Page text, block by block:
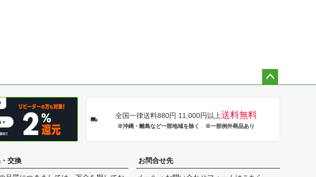
全国一律送料880円 11,000円以上送料無料
※沖縄・離島など一部地域を除く ※一部例外商品あり
交換 お問合せ先